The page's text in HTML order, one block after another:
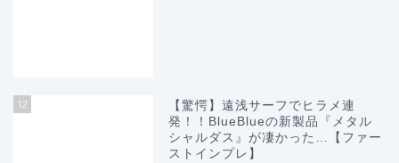
12
【驚愕】遠浅サーフでヒラメ連
発！！BlueBlueの新製品『メタル
シャルダス』が凄かった…【ファー
ストインプレ】